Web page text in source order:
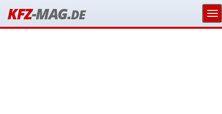
KFZ-MAG.DE